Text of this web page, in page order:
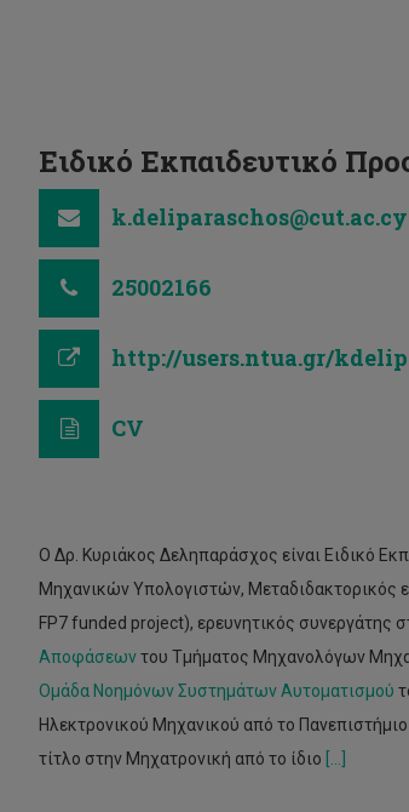
Ειδικό Eκπαιδευτικό
k.deliparaschos@cut.ac.cy
25002166
http://users.ntua.gr/kdelip
CV
Ο Δρ. Κυριάκος Δεληπαράσχος είναι Ειδικό
Μηχανικών Υπολογιστών, Μεταδιδακτορικός
FP7 funded project), ερευνητικός συνεργάτης
Αποφάσεωντου Τμήματος Μηχανολόγων
Ομάδα Νοημόνων Συστημάτων Αυτοματισμού
Ηλεκτρονικού Μηχανικού από το
τίτλο στην Μηχατρονική από το ίδιο